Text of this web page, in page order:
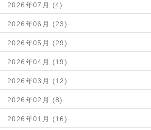
2026年07月 (4)
2026年06月 (23)
2026年05月 (29)
2026年04月 (19)
2026年03月 (12)
2026年02月 (8)
2026年01月 (16)